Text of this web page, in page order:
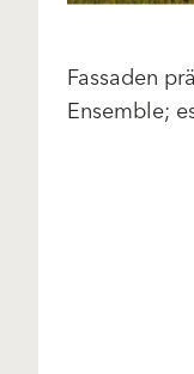
Fassaden
Ensemble;